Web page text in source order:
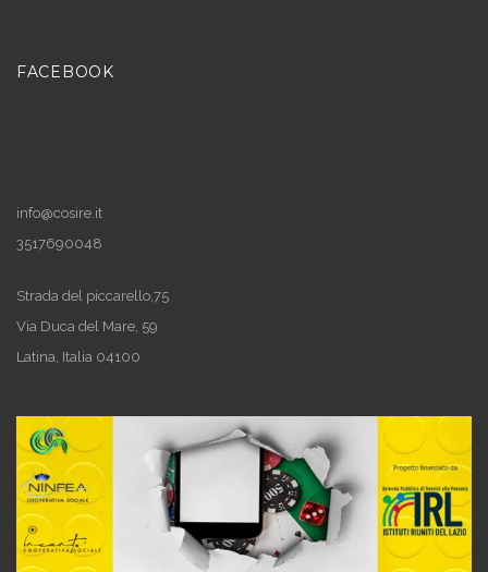
FACEBOOK
info@cosire.it
3517690048
Strada del piccarello,75
Via Duca del Mare, 59
Latina, Italia 04100